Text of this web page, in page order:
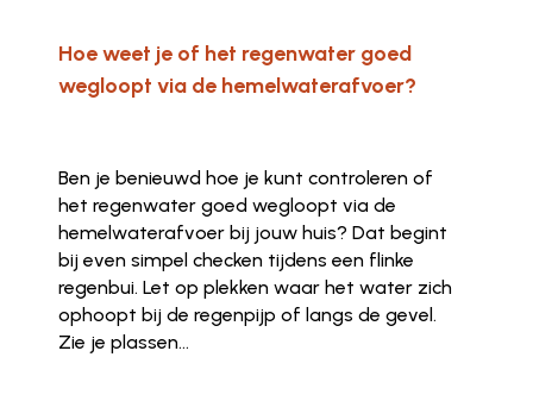
Hoe weet je of het regenwater goed
wegloopt via de hemelwaterafvoer?
Ben je benieuwd hoe je kunt controleren of
het regenwater goed wegloopt via de
hemelwaterafvoer bij jouw huis? Dat begint
bij even simpel checken tijdens een flinke
regenbui. Let op plekken waar het water zich
ophoopt bij de regenpijp of langs de gevel.
Zie je plassen...